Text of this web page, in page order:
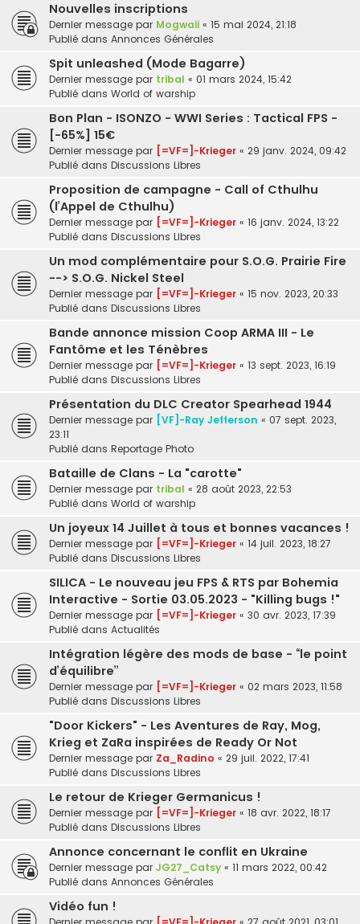
Nouvelles inscriptions
Dernier message par Mogwaii « 15 mai 2024, 21:18
Publié dans Annonces Générales
Spit unleashed (Mode Bagarre)
Dernier message par tribal « 01 mars 2024, 15:42
Publié dans World of warship
Bon Plan - ISONZO - WWI Series : Tactical FPS -
[-65%] 15€
Dernier message par [=VF=]-Krieger « 29 janv. 2024, 09:42
Publié dans Discussions Libres
Proposition de campagne - Call of Cthulhu
(l’Appel de Cthulhu)
Dernier message par [=VF=]-Krieger « 16 janv. 2024, 13:22
Publié dans Discussions Libres
Un mod complémentaire pour S.O.G. Prairie Fire
--> S.O.G. Nickel Steel
Dernier message par [=VF=]-Krieger « 15 nov. 2023, 20:33
Publié dans Discussions Libres
Bande annonce mission Coop ARMA III - Le
Fantôme et les Ténèbres
Dernier message par [=VF=]-Krieger « 13 sept. 2023, 16:19
Publié dans Discussions Libres
Présentation du DLC Creator Spearhead 1944
Dernier message par [VF]-Ray Jefferson « 07 sept. 2023,
23:11
Publié dans Reportage Photo
Bataille de Clans - La "carotte"
Dernier message par tribal « 28 août 2023, 22:53
Publié dans World of warship
Un joyeux 14 Juillet à tous et bonnes vacances !
Dernier message par [=VF=]-Krieger « 14 juil. 2023, 18:27
Publié dans Discussions Libres
SILICA - Le nouveau jeu FPS & RTS par Bohemia
Interactive - Sortie 03.05.2023 - "Killing bugs !"
Dernier message par [=VF=]-Krieger « 30 avr. 2023, 17:39
Publié dans Actualités
Intégration légère des mods de base - “le point
d’équilibre”
Dernier message par [=VF=]-Krieger « 02 mars 2023, 11:58
Publié dans Discussions Libres
"Door Kickers" - Les Aventures de Ray, Mog,
Krieg et ZaRa inspirées de Ready Or Not
Dernier message par Za_Radino « 29 juil. 2022, 17:41
Publié dans Discussions Libres
Le retour de Krieger Germanicus !
Dernier message par [=VF=]-Krieger « 18 avr. 2022, 18:17
Publié dans Discussions Libres
Annonce concernant le conflit en Ukraine
Dernier message par JG27_Catsy « 11 mars 2022, 00:42
Publié dans Annonces Générales
Vidéo fun !